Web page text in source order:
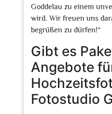
Goddelau zu einem
wird. Wir freuen uns
begrüßen zu dürfen!“
Gibt es
Angebote
Fotostudio